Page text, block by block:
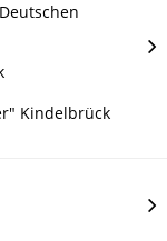
Kindelbrück